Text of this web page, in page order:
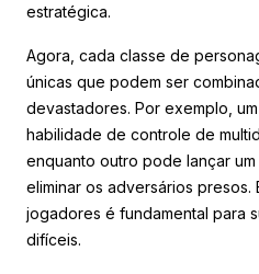
estratégica.
Agora, cada classe de
únicas que podem ser
devastadores. Por exemplo,
habilidade de controle de
enquanto outro pode lançar
eliminar os adversários presos.
jogadores é fundamental para
difíceis.